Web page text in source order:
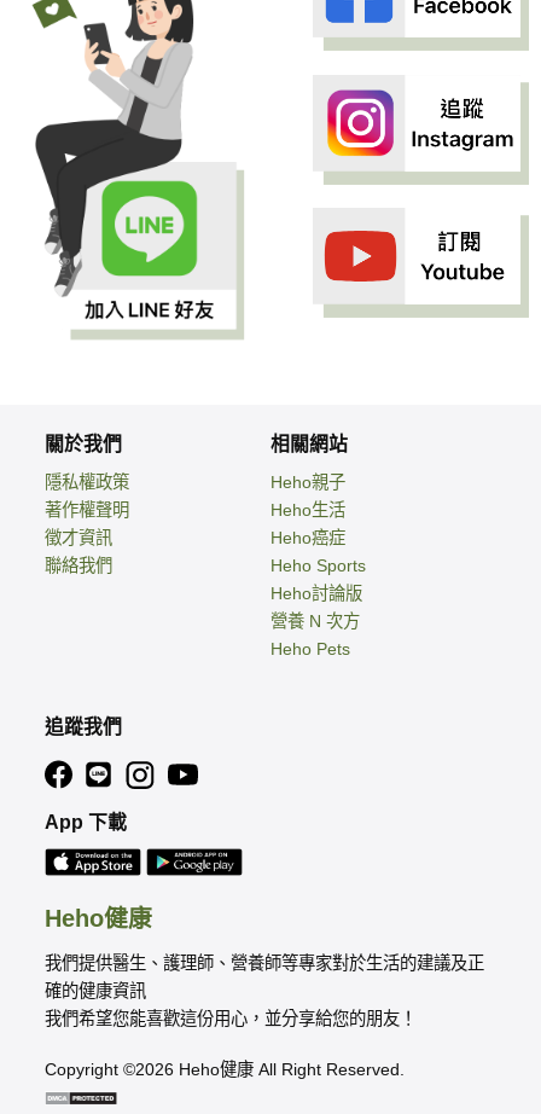
Heho健康
我們提供醫生、護理師、營養師等專家對於生活的建議及正
確的健康資訊
我們希望您能喜歡這份用心，並分享給您的朋友！
Copyright ©2026 Heho健康 All Right Reserved.
關於我們
隱私權政策
著作權聲明
徵才資訊
聯絡我們
相關網站
Heho親子
Heho生活
Heho癌症
Heho Sports
Heho討論版
營養 N 次方
Heho Pets
追蹤我們
App 下載